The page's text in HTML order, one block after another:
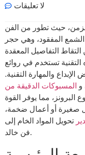
لا تعليقات
حيث تطور من الفن
الشمع المفقود، وهي حجر
التقاط التفاصيل المعقدة
تستخدم في روائع
والمهارة التقنية.
و المسبوكات الدقيقة من
البرونز، مما يوفر القوة
صغيرة أو أعمال ضخمة،
تحويل المواد الخام إلى
فن خالد.